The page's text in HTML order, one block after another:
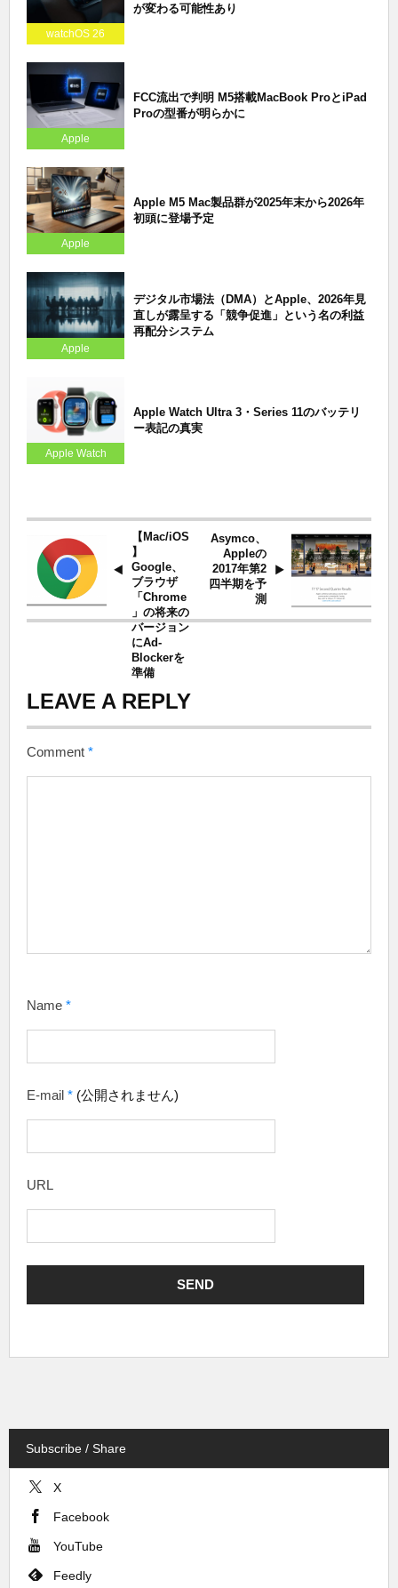
watchOS 26
が変わる可能性あり
Apple
FCC流出で判明 M5搭載MacBook ProとiPad
Proの型番が明らかに
Apple
Apple M5 Mac製品群が2025年末から2026年
初頭に登場予定
Apple
デジタル市場法（DMA）とApple、2026年見
直しが露呈する「競争促進」という名の利益
再配分システム
Apple Watch
Apple Watch Ultra 3・Series 11のバッテリ
ー表記の真実
【Mac/iOS
】
Google、
ブラウザ
「Chrome
」の将来の
バージョン
にAd-
Blockerを
準備
Asymco、
Appleの
2017年第2
四半期を予
測
LEAVE A REPLY
Comment *
Name *
E-mail * (公開されません)
URL
Subscribe / Share
X
Facebook
YouTube
Feedly